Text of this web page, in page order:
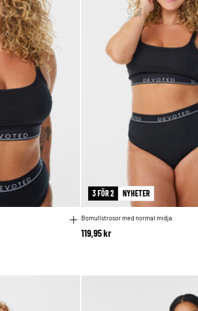
3 FÖR 2 NYHETER
Bomullstrosor med normal midja
119,95 kr